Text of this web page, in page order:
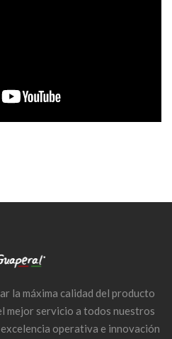
la máxima calidad del producto
mejor servicio a todos nuestros
operativa e innovación